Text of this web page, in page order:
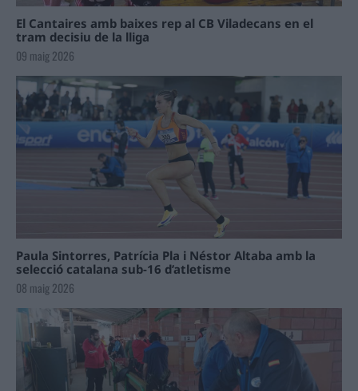
El Cantaires amb baixes rep al CB Viladecans en el
tram decisiu de la lliga
09 maig 2026
Paula Sintorres, Patrícia Pla i Néstor Altaba amb la
selecció catalana sub-16 d’atletisme
08 maig 2026